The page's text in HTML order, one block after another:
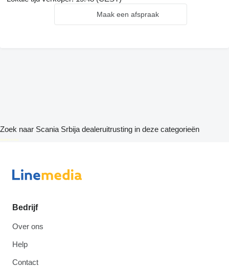
Maak een afspraak
Zoek naar Scania Srbija dealeruitrusting in deze categorieën
disallow-in-dsa
Bedrijf
Over ons
Help
Contact